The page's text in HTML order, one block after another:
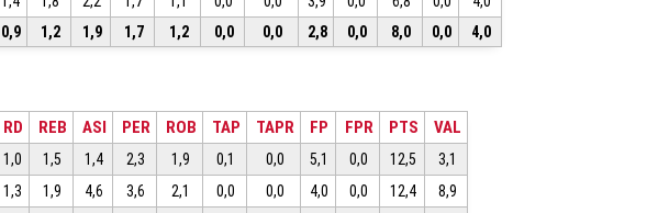
0,9 1,2 1,9 1,7 1,2 0,0 0,0 2,8 0,0 8,0 0,0 4,0
RD REB ASI PER ROB TAP TAPR FP FPR PTS VAL
1,0 1,5 1,4 2,3 1,9 0,1 0,0 5,1 0,0 12,5
3,1
1,3 1,9 4,6 3,6 2,1 0,0 0,0 4,0 0,0 12,4
8,9